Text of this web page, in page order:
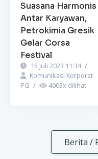
Suasana Harmonis
Antar Karyawan,
Petrokimia Gresik
Gelar Corsa
Festival
15 Juli 2023 11:34 /
Komunikasi Korporat
PG / 4003x dilihat
Berita /